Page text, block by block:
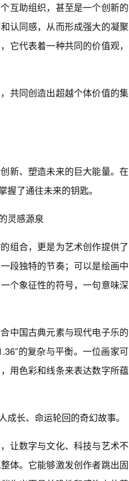
互助组织，甚至是一个创新的
认同感，从而形成强大的凝聚
它代表着一种共同的价值观，
共同创造出超越个体价值的集
新、塑造未来的巨大能量。在
了通往未来的钥匙。
灵感源泉
组合，更是为艺术创作提供了
段独特的节奏；可以是绘画中
个象征性的符号，一句意味深
中国古典元素与现代电子乐的
的复杂与平衡。一位画家可
用色彩和线条来表达数字所蕴
成长、命运轮回的奇幻故事。
让数字与文化、科技与艺术不
体。它能够激发创作者跳出固